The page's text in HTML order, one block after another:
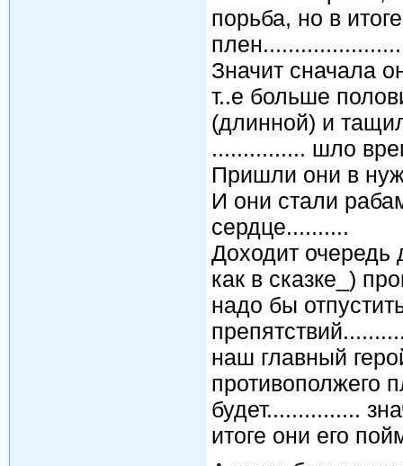
порьба, но в
Значит сначала
т..е больше
(длинной) и
............... шло
Пришли они в
И они стали
сердце..........
Доходит очередь
как в сказке_)
надо бы
наш главный
противополжего
будет...............
итоге они его